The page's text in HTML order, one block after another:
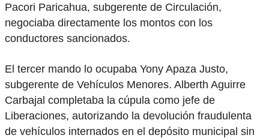
Pacori Paricahua, subgerente de Circulación,
negociaba directamente los montos con los
conductores sancionados.
El tercer mando lo ocupaba Yony Apaza Justo,
subgerente de Vehículos Menores. Alberth Aguirre
Carbajal completaba la cúpula como jefe de
Liberaciones, autorizando la devolución fraudulenta
de vehículos internados en el depósito municipal sin